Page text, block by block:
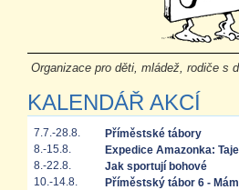
Organizace pro děti, mládež, rodiče s
KALENDÁŘ AKCÍ
7.7.-28.8.
Příměstské tábory
8.-15.8.
Expedice Amazonka:
8.-22.8.
Jak sportují bohové
10.-14.8.
Příměstský tábor 6 -